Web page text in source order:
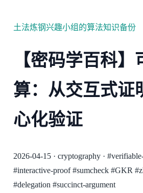
土法炼钢兴趣小组的算法知识备份
【密码学百科】
算：从交互式证
心化验证
2026-04-15· cryptography·
#interactive-proof #sumcheck #GKR
#delegation #succinct-argument